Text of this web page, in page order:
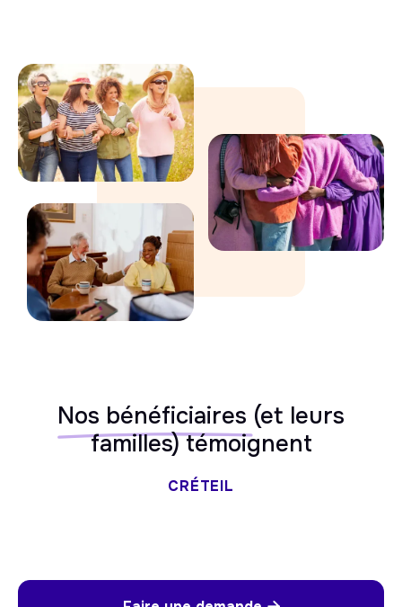
Nos bénéficiaires (et leurs
familles) témoignent
CRÉTEIL